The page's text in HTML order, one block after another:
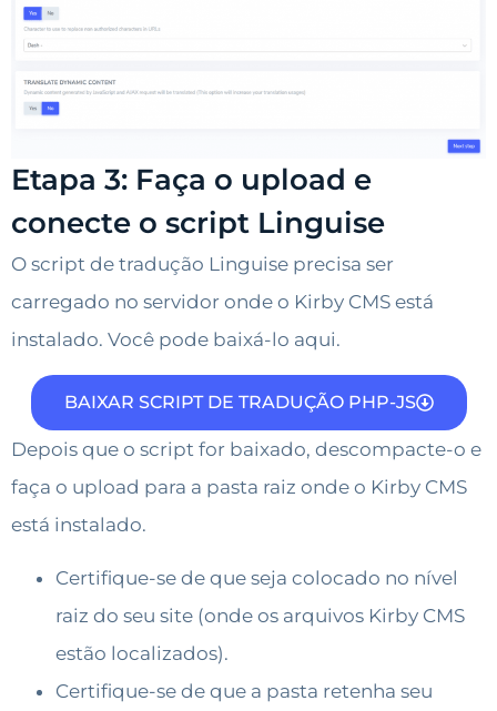
Etapa 3: Faça o upload e
conecte o script Linguise
O script de tradução Linguise precisa ser
carregado no servidor onde o Kirby CMS está
instalado. Você pode baixá-lo aqui.
BAIXAR SCRIPT DE TRADUÇÃO PHP-JS
Depois que o script for baixado, descompacte-o e
faça o upload para a pasta raiz onde o Kirby CMS
está instalado.
Certifique-se de que seja colocado no nível
raiz do seu site (onde os arquivos Kirby CMS
estão localizados).
Certifique-se de que a pasta retenha seu